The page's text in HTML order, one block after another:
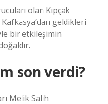
olan Kıpçak
geldikleri
bir etkileşimin
son verdi?
Melik Salih